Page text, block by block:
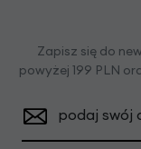
Zapisz się do
powyżej 199 PLN
podaj swój